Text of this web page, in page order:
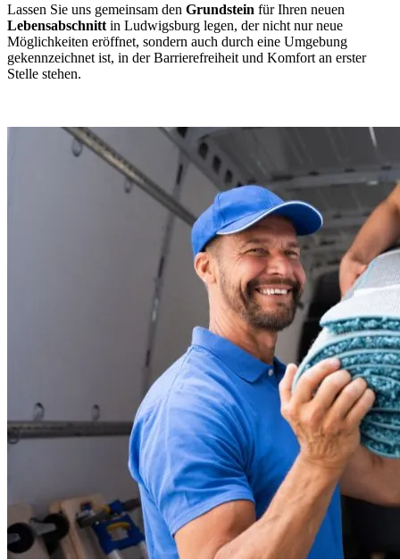
Lassen Sie uns gemeinsam den Grundstein für Ihren neuen
Lebensabschnitt in Ludwigsburg legen, der nicht nur neue
Möglichkeiten eröffnet, sondern auch durch eine Umgebung
gekennzeichnet ist, in der Barrierefreiheit und Komfort an erster
Stelle stehen.